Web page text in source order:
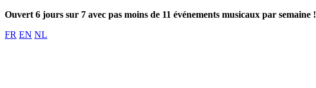
Ouvert 6 jours sur 7 avec pas moins de 11 événements musicaux par semaine !
FR EN NL